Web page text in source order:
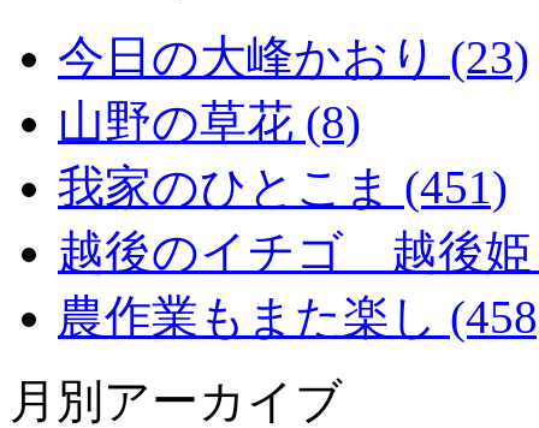
今日の大峰かおり (23)
山野の草花 (8)
我家のひとこま (451)
越後のイチゴ 越後姫
農作業もまた楽し
月別アーカイブ